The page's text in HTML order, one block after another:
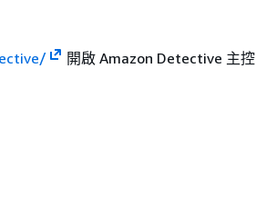
開啟 Amazon Detective 主控